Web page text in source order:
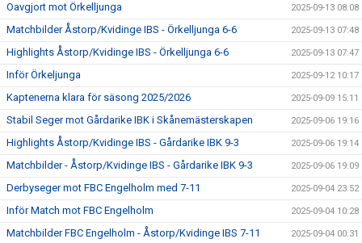
Oavgjort mot Örkelljunga 2025-09-13 08:08
Matchbilder Åstorp/Kvidinge IBS - Örkelljunga 6-6 2025-09-13 07:48
Highlights Åstorp/Kvidinge IBS - Örkelljunga 6-6 2025-09-13 07:47
Inför Örkeljunga 2025-09-12 10:17
Kaptenerna klara för säsong 2025/2026 2025-09-09 15:11
Stabil Seger mot Gårdarike IBK i Skånemästerskapen 2025-09-06 19:16
Highlights Åstorp/Kvidinge IBS - Gårdarike IBK 9-3 2025-09-06 19:14
Matchbilder - Åstorp/Kvidinge IBS - Gårdarike IBK 9-3 2025-09-06 19:09
Derbyseger mot FBC Engelholm med 7-11 2025-09-04 23:52
Inför Match mot FBC Engelholm 2025-09-04 10:28
Matchbilder FBC Engelholm - Åstorp/Kvidinge IBS 7-11 2025-09-04 00:31